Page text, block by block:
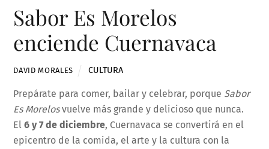
Sabor Es Morelos
enciende Cuernavaca
DAVID MORALES CULTURA
Prepárate para comer, bailar y celebrar, porque Sabor
Es Morelosvuelve más grande y delicioso que nunca.
El6 y 7 de diciembre, Cuernavaca se convertirá en el
epicentro de la comida, el arte y la cultura con la